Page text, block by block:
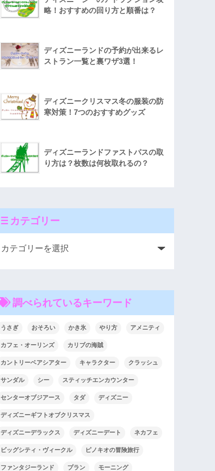
略！おすすめの回り方と順番は？
ディズニーランドの予約が出来るレ
ストラン一覧と裏ワザ3選！
ディズニークリスマス冬の服装の防
寒対策！7つのおすすめグッズ
ディズニーランドファストパスの取
り方は？枚数は何枚取れるの？
カテゴリー
調べられているキーワード
うさぎ おそろい かき氷 やり方 アメニティ
カフェ・オーリンズ カリブの海賊
カントリーベアシアター キャラクター クラッシュ
サンダル シー スティッチエンカウンター
センターオブジアース タダ ディズニー
ディズニーギフトオブクリスマス
ディズニーデラックス ディズニーデート ネカフェ
ビッグシティ・ヴィークル ピノキオの冒険旅行
ファンタジーランド プラン モーニング